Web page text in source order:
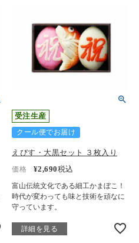
受注生産
クール便でお届け
えびす・大黒セット ３枚入り
価格 ¥2,690税込
富山伝統文化である細工かまぼこ！
時代が変わっても味と技術を頑なに
守っています。
詳細を見る